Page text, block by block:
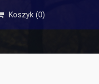
Koszyk (0)